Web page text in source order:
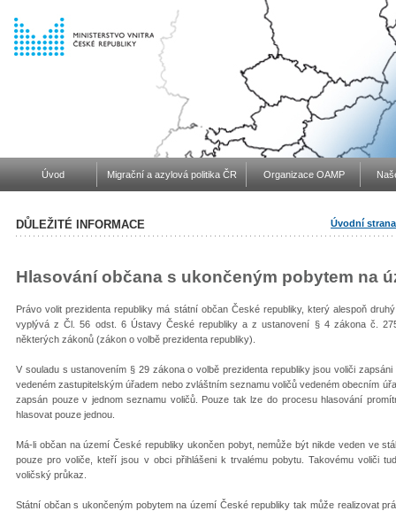
Úvod Migrační a azylová politika ČR Organizace OAMP
Úvodní strana
DŮLEŽITÉ INFORMACE
Hlasování občana s ukončeným pobytem na
Právo volit prezidenta republiky má státní občan České republiky, který alespoň
vyplývá z Čl. 56 odst. 6 Ústavy České republiky a z ustanovení § 4 zákona č.
některých zákonů (zákon o volbě prezidenta republiky).
V souladu s ustanovením § 29 zákona o volbě prezidenta republiky jsou voliči
vedeném zastupitelským úřadem nebo zvláštním seznamu voličů vedeném obecním
zapsán pouze v jednom seznamu voličů. Pouze tak lze do procesu hlasování
hlasovat pouze jednou.
Má-li občan na území České republiky ukončen pobyt, nemůže být nikde veden ve
pouze pro voliče, kteří jsou v obci přihlášeni k trvalému pobytu. Takovému voliči
voličský průkaz.
Státní občan s ukončeným pobytem na území České republiky tak může realizovat